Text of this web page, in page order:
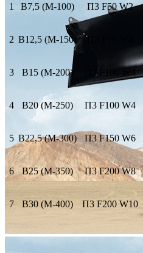
1 В7,5 (М-100) П3 F50 W2
2 В12,5 (М-150) П3 F75 W4
3 В15 (М-200) П3 F100 W4
4 В20 (М-250) П3 F100 W4
5 В22,5 (М-300) П3 F150 W6
6 В25 (М-350) П3 F200 W8
7 В30 (М-400) П3 F200 W10